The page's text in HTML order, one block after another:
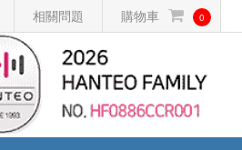
相關問題 購物車 0